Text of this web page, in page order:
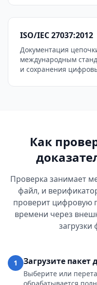
ISO/IEC 27037:2012
Документация
международным
и сохранения
Как
Проверка занимает
файл, и
проверит цифровую
времени через
загрузки
1 Загрузите пакет
Выберите или